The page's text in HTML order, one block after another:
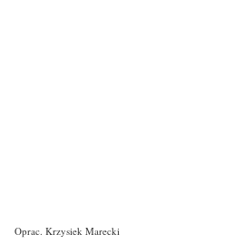
Oprac. Krzysiek Marecki